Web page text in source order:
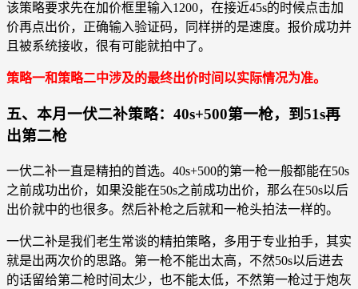
该策略要求先在加价框里输入1200，在接近45s的时候点击加
价再点出价，正确输入验证码，同样拼的是速度。报价成功并
且被系统接收，很有可能就拍中了。
策略一和策略二中涉及的最终出价时间以实际情况为准。
五、本月一伏二补策略：40s+500第一枪，到51s再
出第二枪
一伏二补一直是精拍的首选。40s+500的第一枪一般都能在50s
之前成功出价，如果没能在50s之前成功出价，那么在50s以后
出价就中的也很多。然后补枪之后就和一枪头拍法一样的。
一伏二补是我们老生常谈的精拍策略，多用于专业拍手，其实
就是出两次价的思路。第一枪不能出太高，不然50s以后进去
的话留给第二枪时间太少，也不能太低，不然第一枪过于炮灰